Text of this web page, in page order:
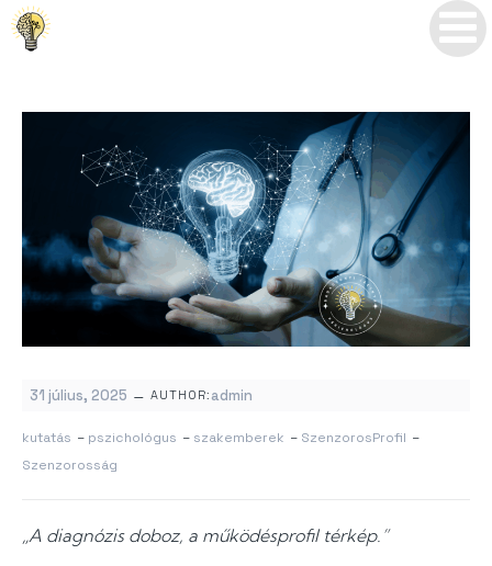
31 július, 2025 – AUTHOR: admin
kutatás – pszichológus – szakemberek – SzenzorosProfil –
Szenzorosság
„A diagnózis doboz, a működésprofil térkép.”